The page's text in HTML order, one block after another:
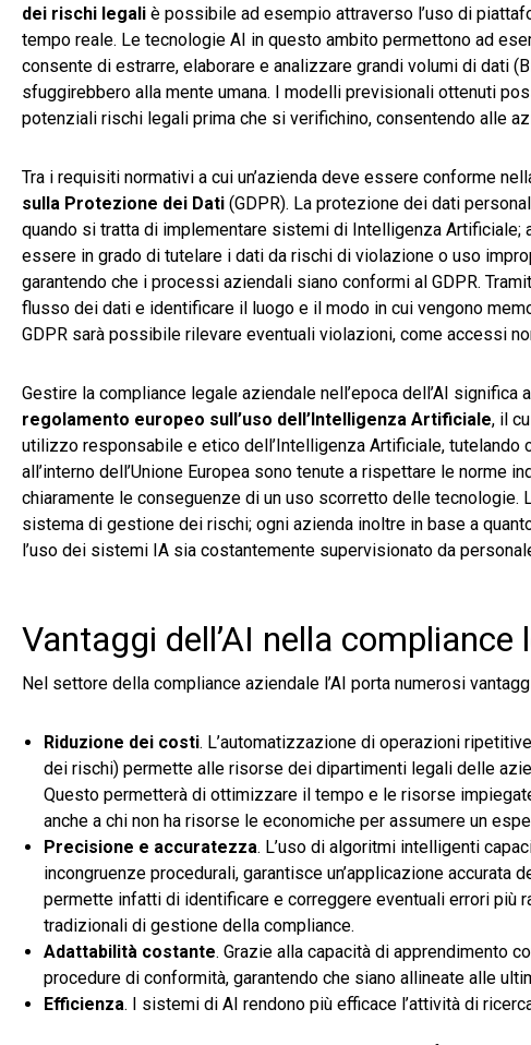
dei rischi legali è possibile ad esempio attraverso l’uso di
tempo reale. Le tecnologie AI in questo ambito permettono ad
consente di estrarre, elaborare e analizzare grandi volumi di dati
sfuggirebbero alla mente umana. I modelli previsionali ottenuti
potenziali rischi legali prima che si verifichino, consentendo alle
Tra i requisiti normativi a cui un’azienda deve essere conforme
sulla Protezione dei Dati (GDPR). La protezione dei dati
quando si tratta di implementare sistemi di Intelligenza
essere in grado di tutelare i dati da rischi di violazione o uso
garantendo che i processi aziendali siano conformi al GDPR.
flusso dei dati e identificare il luogo e il modo in cui vengono
GDPR sarà possibile rilevare eventuali violazioni, come accessi
Gestire la compliance legale aziendale nell’epoca dell’AI significa
regolamento europeo sull’uso dell’Intelligenza Artificiale, il
utilizzo responsabile e etico dell’Intelligenza Artificiale,
all’interno dell’Unione Europea sono tenute a rispettare le norme
chiaramente le conseguenze di un uso scorretto delle tecnologie.
sistema di gestione dei rischi; ogni azienda inoltre in base a
l’uso dei sistemi IA sia costantemente supervisionato da
Vantaggi dell’AI nella compliance
Nel settore della compliance aziendale l’AI porta numerosi
Riduzione dei costi. L’automatizzazione di operazioni
dei rischi) permette alle risorse dei dipartimenti legali delle
Questo permetterà di ottimizzare il tempo e le risorse
anche a chi non ha risorse le economiche per assumere un
Precisione e accuratezza. L’uso di algoritmi intelligenti
incongruenze procedurali, garantisce un’applicazione
permette infatti di identificare e correggere eventuali errori più
tradizionali di gestione della compliance.
Adattabilità costante. Grazie alla capacità di apprendimento
procedure di conformità, garantendo che siano allineate alle
Efficienza. I sistemi di AI rendono più efficace l’attività di